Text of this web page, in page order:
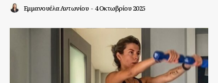
Εμμανουέλα Αντωνίου - 4 Οκτωβρίου 2025